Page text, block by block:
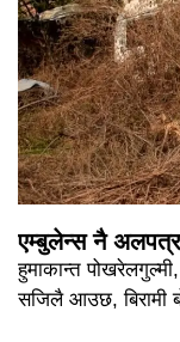
एम्बुलेन्स नै अलपत्र
हुमाकान्त
सजिलै आउछ, बिरामी